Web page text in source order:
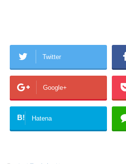
Twitter
Google+
B! Hatena